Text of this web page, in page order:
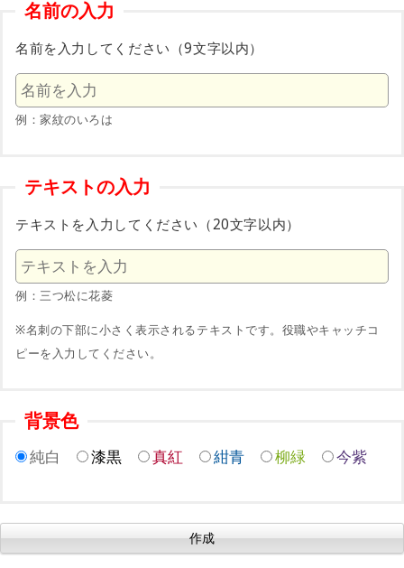
名前の入力
名前を入力してください（9文字以内）
例：家紋のいろは
テキストの入力
テキストを入力してください（20文字以内）
例：三つ松に花菱
※名刺の下部に小さく表示されるテキストです。役職やキャッチコ
ピーを入力してください。
背景色
純白 漆黒 真紅 紺青 柳緑 今紫